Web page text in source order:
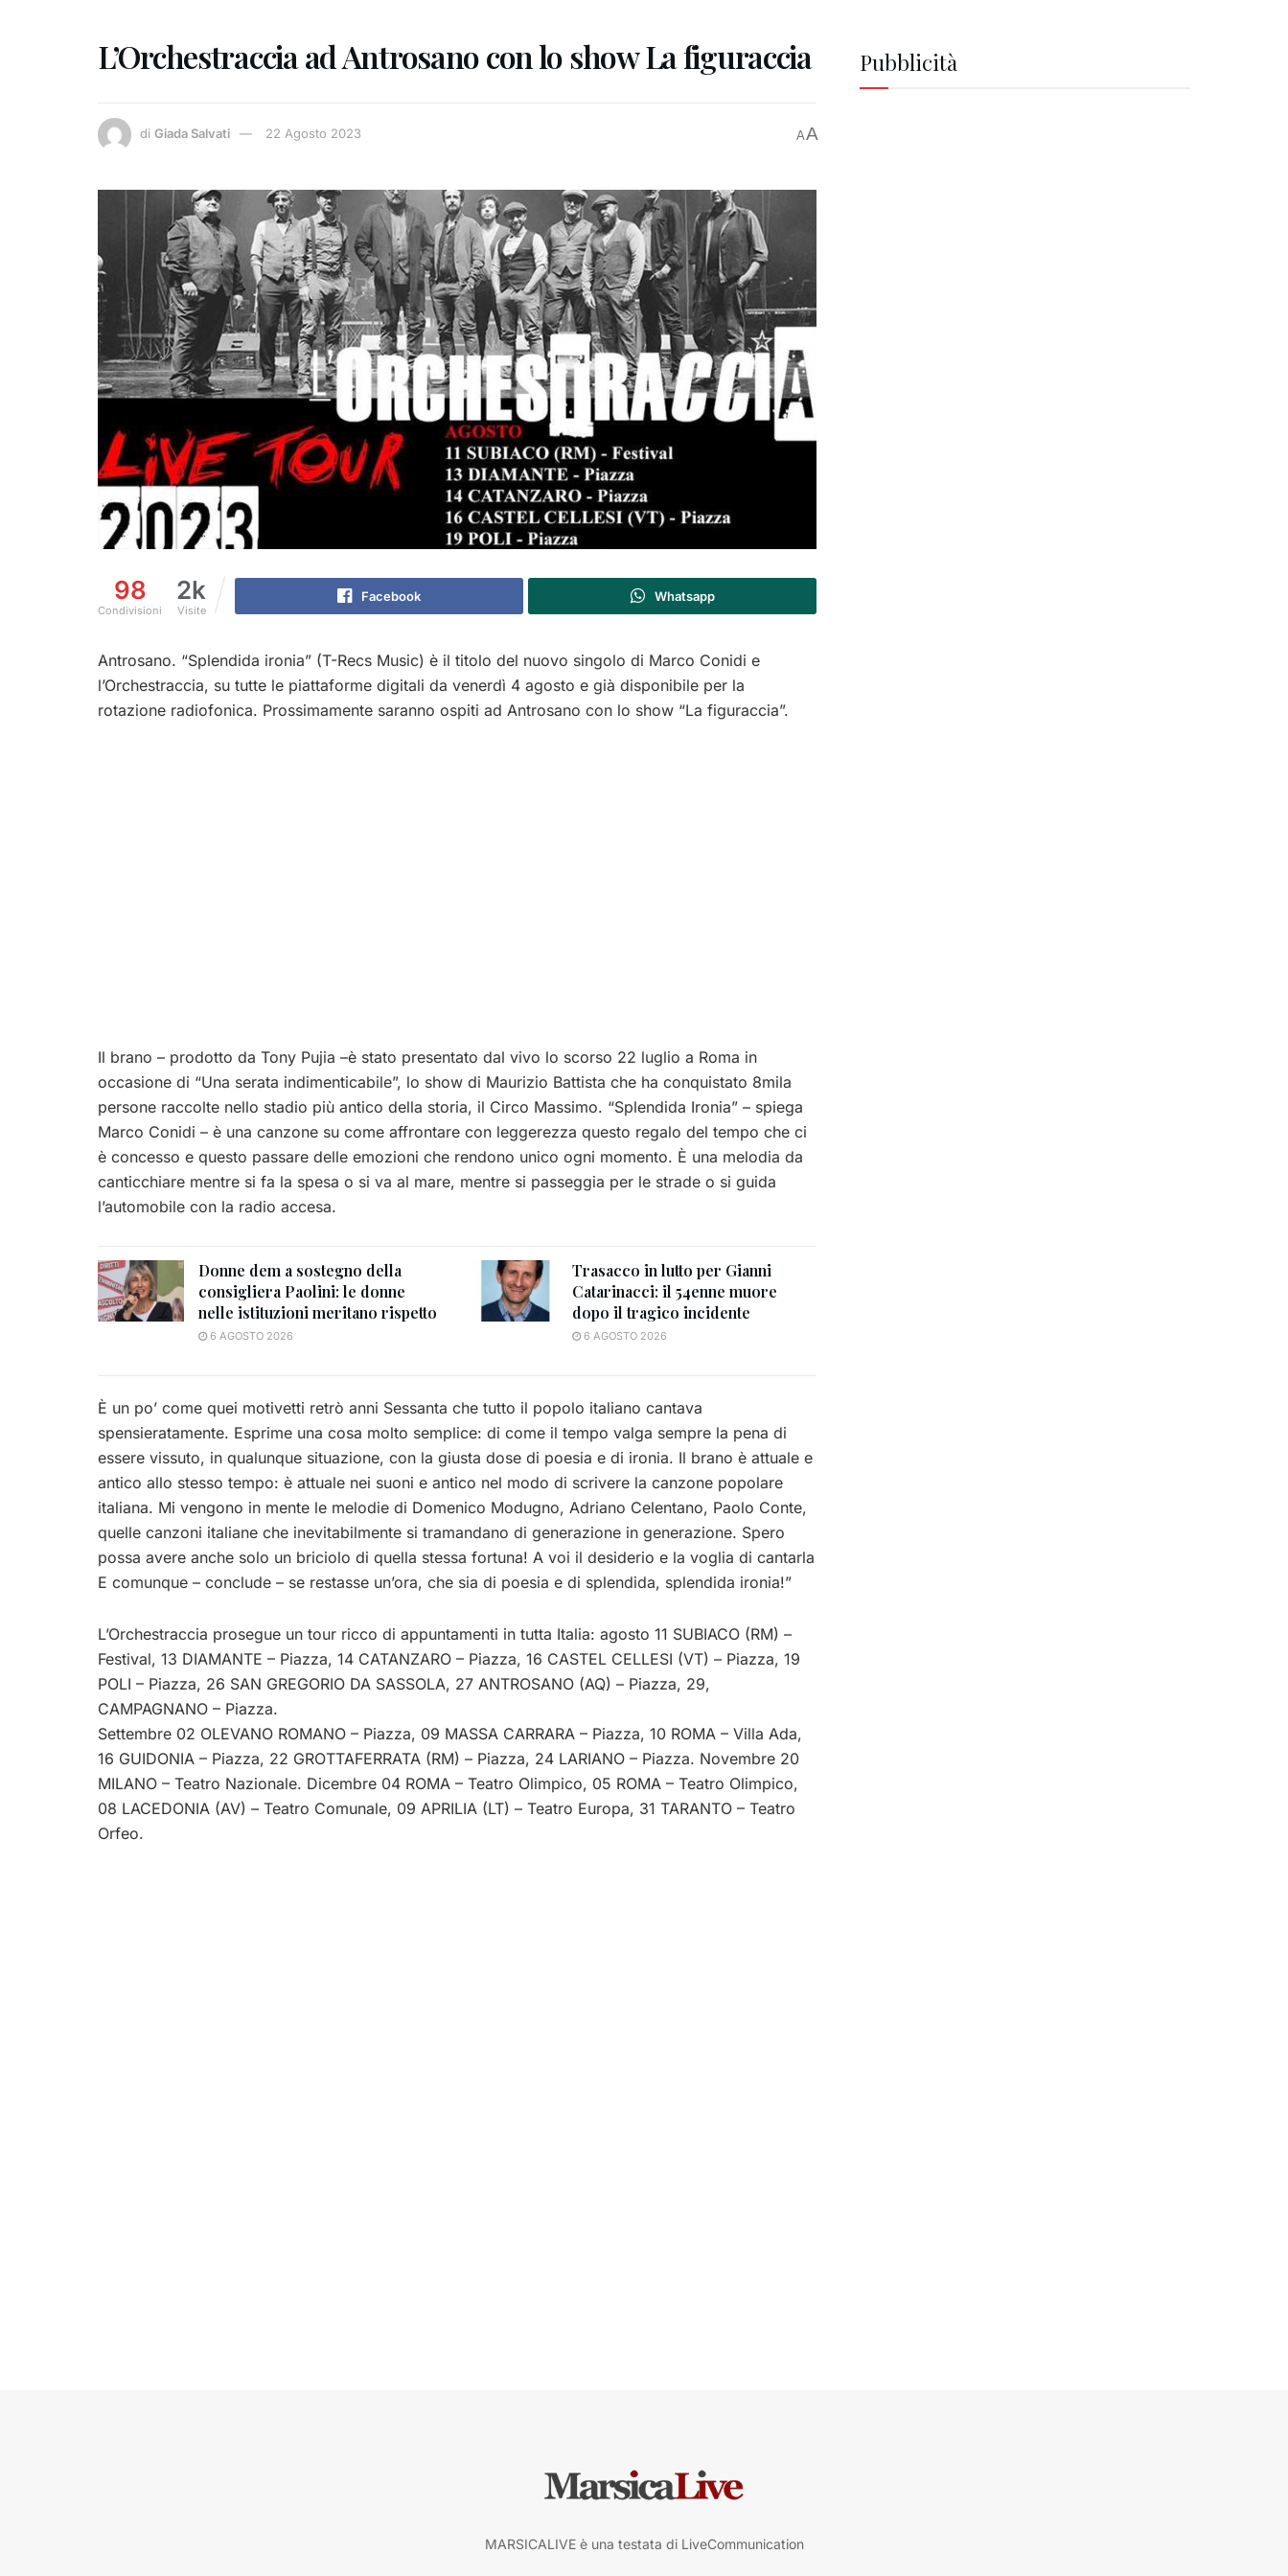
L’Orchestraccia ad Antrosano con lo show La figuraccia
di Giada Salvati 22 Agosto 2023 AA
98
Condivisioni
2k
Visite
Facebook Whatsapp
Antrosano. “Splendida ironia” (T-Recs Music) è il titolo del nuovo singolo di Marco Conidi e
l’Orchestraccia, su tutte le piattaforme digitali da venerdì 4 agosto e già disponibile per la
rotazione radiofonica. Prossimamente saranno ospiti ad Antrosano con lo show “La figuraccia”.
Il brano – prodotto da Tony Pujia –è stato presentato dal vivo lo scorso 22 luglio a Roma in
occasione di “Una serata indimenticabile”, lo show di Maurizio Battista che ha conquistato 8mila
persone raccolte nello stadio più antico della storia, il Circo Massimo. “Splendida Ironia” – spiega
Marco Conidi – è una canzone su come affrontare con leggerezza questo regalo del tempo che ci
è concesso e questo passare delle emozioni che rendono unico ogni momento. È una melodia da
canticchiare mentre si fa la spesa o si va al mare, mentre si passeggia per le strade o si guida
l’automobile con la radio accesa.
Donne dem a sostegno della
consigliera Paolini: le donne
nelle istituzioni meritano rispetto
6 AGOSTO 2026
Trasacco in lutto per Gianni
Catarinacci: il 54enne muore
dopo il tragico incidente
6 AGOSTO 2026
È un po’ come quei motivetti retrò anni Sessanta che tutto il popolo italiano cantava
spensieratamente. Esprime una cosa molto semplice: di come il tempo valga sempre la pena di
essere vissuto, in qualunque situazione, con la giusta dose di poesia e di ironia. Il brano è attuale e
antico allo stesso tempo: è attuale nei suoni e antico nel modo di scrivere la canzone popolare
italiana. Mi vengono in mente le melodie di Domenico Modugno, Adriano Celentano, Paolo Conte,
quelle canzoni italiane che inevitabilmente si tramandano di generazione in generazione. Spero
possa avere anche solo un briciolo di quella stessa fortuna! A voi il desiderio e la voglia di cantarla
E comunque – conclude – se restasse un’ora, che sia di poesia e di splendida, splendida ironia!”
L’Orchestraccia prosegue un tour ricco di appuntamenti in tutta Italia: agosto 11 SUBIACO (RM) –
Festival, 13 DIAMANTE – Piazza, 14 CATANZARO – Piazza, 16 CASTEL CELLESI (VT) – Piazza, 19
POLI – Piazza, 26 SAN GREGORIO DA SASSOLA, 27 ANTROSANO (AQ) – Piazza, 29,
CAMPAGNANO – Piazza.
Settembre 02 OLEVANO ROMANO – Piazza, 09 MASSA CARRARA – Piazza, 10 ROMA – Villa Ada,
16 GUIDONIA – Piazza, 22 GROTTAFERRATA (RM) – Piazza, 24 LARIANO – Piazza. Novembre 20
MILANO – Teatro Nazionale. Dicembre 04 ROMA – Teatro Olimpico, 05 ROMA – Teatro Olimpico,
08 LACEDONIA (AV) – Teatro Comunale, 09 APRILIA (LT) – Teatro Europa, 31 TARANTO – Teatro
Orfeo.
Pubblicità
MARSICALIVE è una testata di LiveCommunication